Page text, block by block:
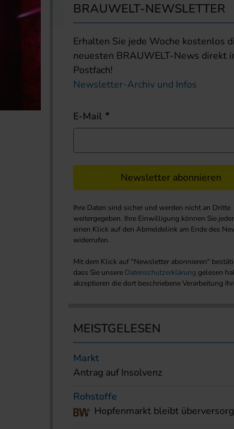
BRAUWELT-NEWSLETTER
Erhalten Sie jede Woche kostenlos
neuesten BRAUWELT-News direkt
Postfach!
Newsletter-Archiv und Infos
E-Mail
Newsletter abonnieren
Ihre Daten sind sicher und werden nicht an Dritte
weitergegeben. Ihre Einwilligung können Sie
einen Klick auf den Abmeldelink am Ende des
widerrufen.
Mit dem Klick auf "Newsletter abonnieren"
dass Sie unsere Datenschutzerklärung gelesen
akzeptieren die dort beschriebene Verarbeitung
MEISTGELESEN
Markt
Antrag auf Insolvenz
Rohstoffe
Hopfenmarkt bleibt